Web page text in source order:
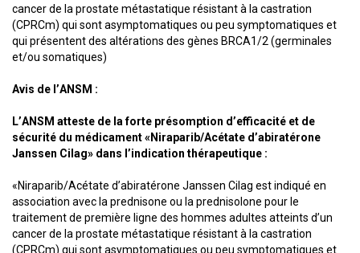
cancer de la prostate métastatique résistant à la castration
(CPRCm) qui sont asymptomatiques ou peu symptomatiques et
qui présentent des altérations des gènes BRCA1/2 (germinales
et/ou somatiques)
Avis de l’ANSM :
L’ANSM atteste de la forte présomption d’efficacité et de
sécurité du médicament «Niraparib/Acétate d’abiratérone
Janssen Cilag» dans l’indication thérapeutique :
«Niraparib/Acétate d’abiratérone Janssen Cilag est indiqué en
association avec la prednisone ou la prednisolone pour le
traitement de première ligne des hommes adultes atteints d’un
cancer de la prostate métastatique résistant à la castration
(CPRCm) qui sont asymptomatiques ou peu symptomatiques et